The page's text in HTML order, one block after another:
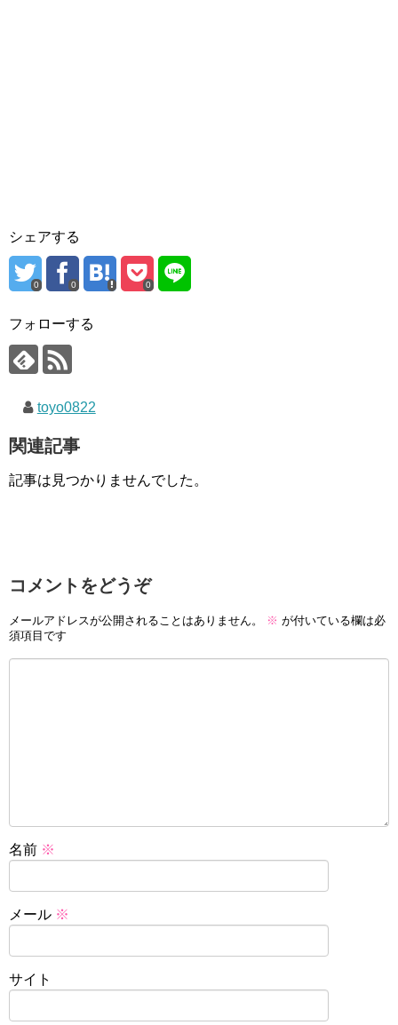
シェアする
0 0 0
フォローする
toyo0822
関連記事
記事は見つかりませんでした。
コメントをどうぞ
メールアドレスが公開されることはありません。 ※ が付いている欄は必
須項目です
名前 ※
メール ※
サイト